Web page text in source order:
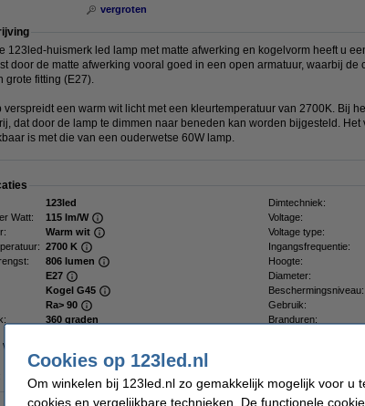
vergroten
123led-huismerk led lamp met matte afwerking en kogelvorm heeft u
door de matte afwerking vooral goed in een open armatuur, waarbij
grote fitting (E27).
verspreidt een warm wit licht met een kleurtemperatuur van 2700K. Bij
dat door de lamp te dimmen naar beneden kan worden bijgesteld.
is met die van een ouderwetse 60W lamp.
123led Dimtechniek:
Watt:
115 lm/W Voltage:
Warm wit Voltage type:
2700 K Ingangsfrequentie:
806 lumen Hoogte:
E27 Diameter:
Kogel G45 Beschermingsniveau:
Ra> 90 Gebruik:
360 graden Branduren:
Mat
Cookies op 123led.nl
Om winkelen bij 123led.nl zo gemakkelijk mogelijk voor u
cookies en vergelijkbare technieken. De functionele